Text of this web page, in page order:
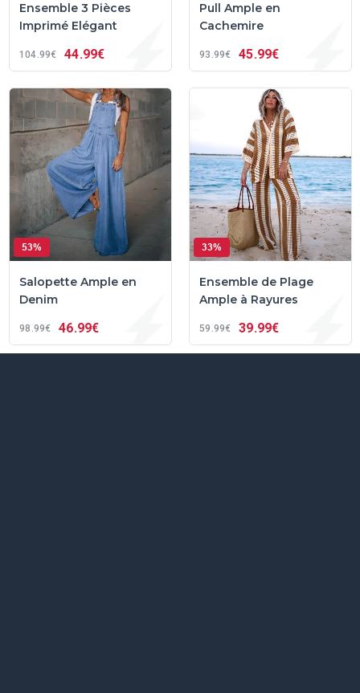
Ensemble 3 Pièces
Imprimé Elégant
104 99€ 44 99€
Pull Ample en
Cachemire
93 99€ 45 99€
53%
Salopette Ample en
Denim
98 99€ 46 99€
33%
Ensemble de Plage
Ample à Rayures
59 99€ 39 99€